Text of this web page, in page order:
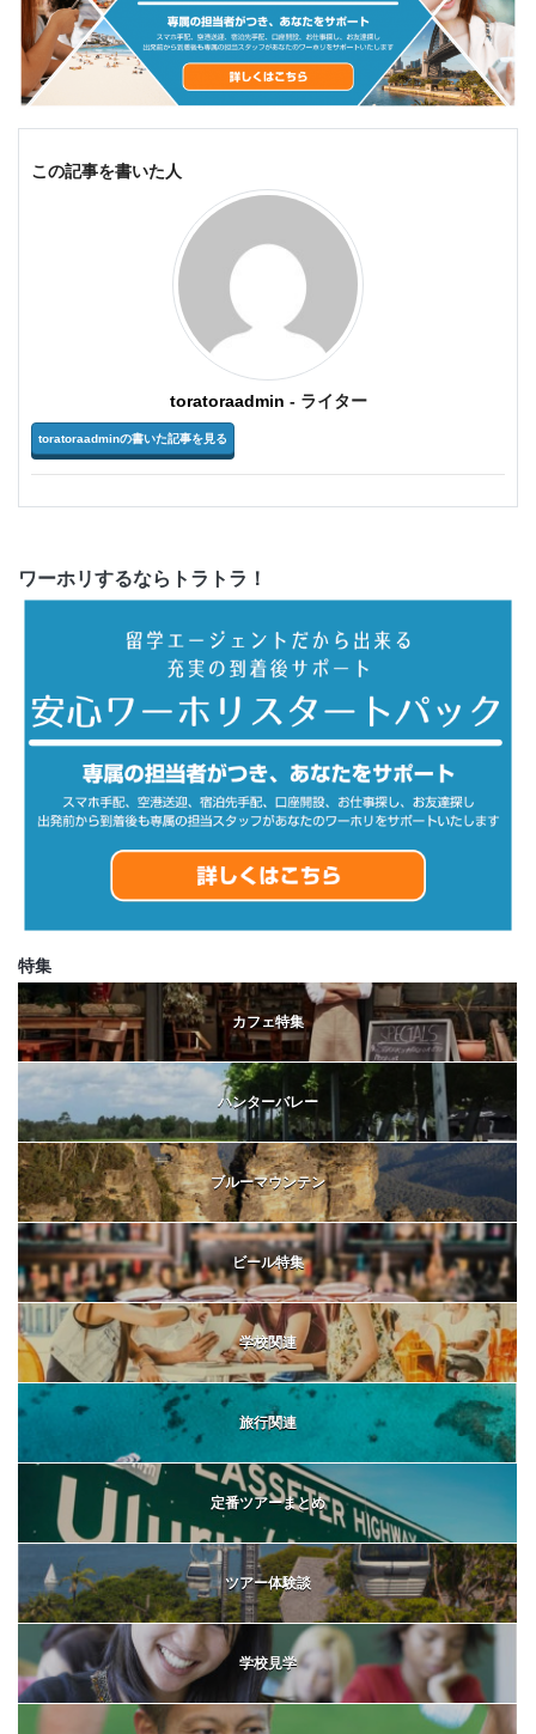
この記事を書いた人
toratoraadmin - ライター
toratoraadminの書いた記事を見る
ワーホリするならトラトラ！
特集
カフェ特集
ハンターバレー
ブルーマウンテン
ビール特集
学校関連
旅行関連
定番ツアーまとめ
ツアー体験談
学校見学